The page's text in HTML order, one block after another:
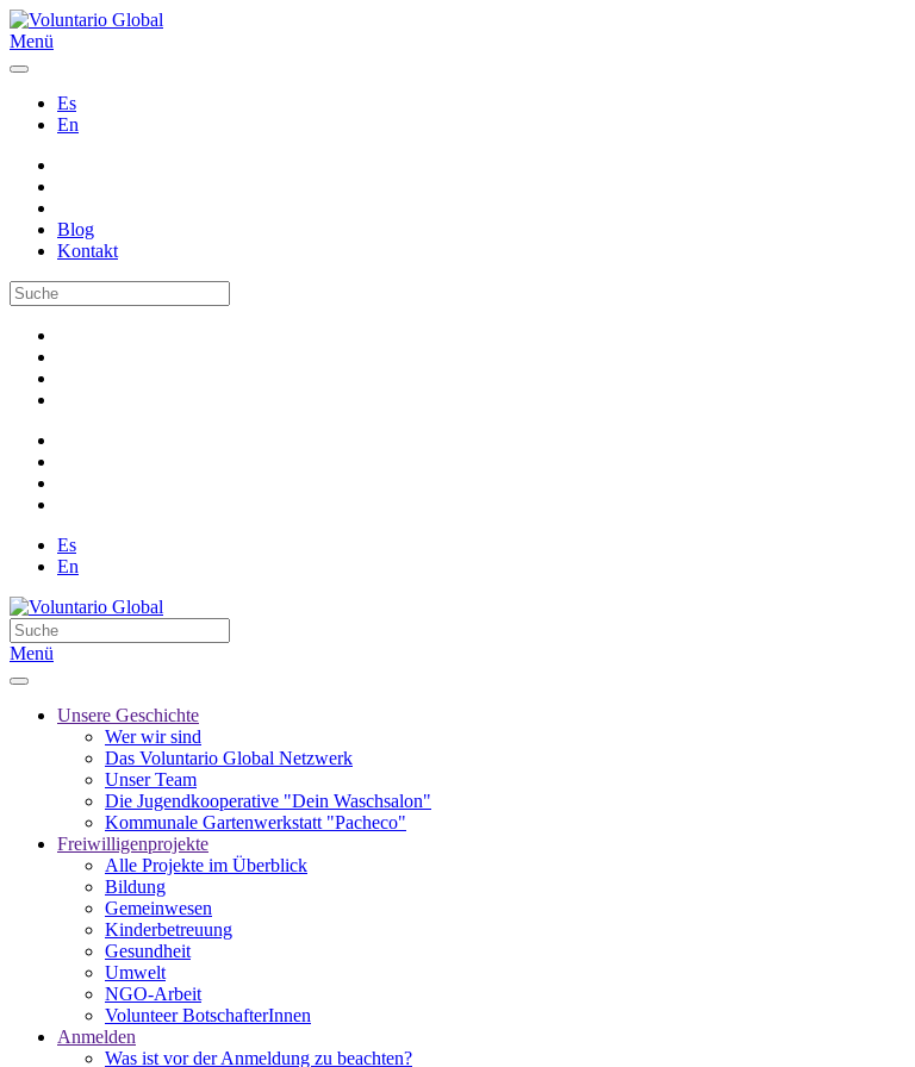
Menü
Es
En
Blog
Kontakt
Es
En
Menü
Unsere Geschichte
Wer wir sind
Das Voluntario Global Netzwerk
Unser Team
Die Jugendkooperative "Dein Waschsalon"
Kommunale Gartenwerkstatt "Pacheco"
Freiwilligenprojekte
Alle Projekte im Überblick
Bildung
Gemeinwesen
Kinderbetreuung
Gesundheit
Umwelt
NGO-Arbeit
Volunteer BotschafterInnen
Anmelden
Was ist vor der Anmeldung zu beachten?